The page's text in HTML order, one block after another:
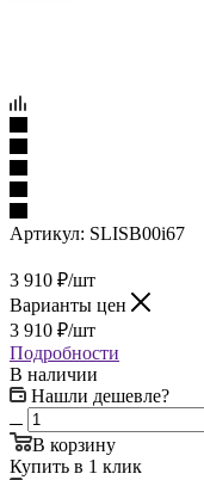
Артикул: SLISB00i67
3 910 ₽/шт
Варианты цен
3 910 ₽/шт
Подробности
В наличии
Нашли дешевле?
В корзину
Купить в 1 клик